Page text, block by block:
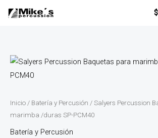
$
Inicio / Batería y Percusión / Salyers Percussion
marimba /duras SP-PCM40
Batería y Percusión
Salyers
Percussion
para
marimba
/duras